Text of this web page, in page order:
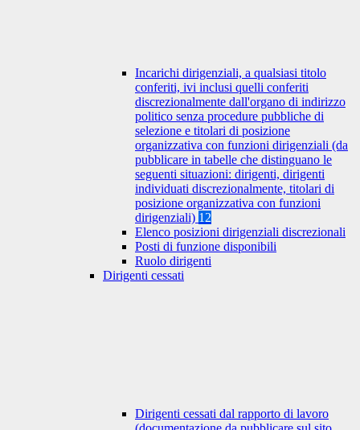
Incarichi dirigenziali, a qualsiasi titolo
conferiti, ivi inclusi quelli conferiti
discrezionalmente dall'organo di indirizzo
politico senza procedure pubbliche di
selezione e titolari di posizione
organizzativa con funzioni dirigenziali (da
pubblicare in tabelle che distinguano le
seguenti situazioni: dirigenti, dirigenti
individuati discrezionalmente, titolari di
posizione organizzativa con funzioni
dirigenziali) 12
Elenco posizioni dirigenziali discrezionali
Posti di funzione disponibili
Ruolo dirigenti
Dirigenti cessati
Dirigenti cessati dal rapporto di lavoro